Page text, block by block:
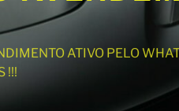
ATIVO PELO
!!!